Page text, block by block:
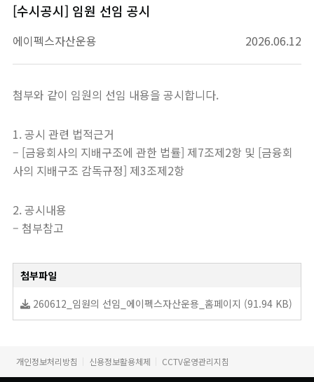
[수시공시] 임원 선임 공시
에이펙스자산운용 2026.06.12
첨부와 같이 임원의 선임 내용을 공시합니다.
1. 공시 관련 법적근거
– [금융회사의 지배구조에 관한 법률] 제7조제2항 및 [금융회
사의 지배구조 감독규정] 제3조제2항
2. 공시내용
– 첨부참고
첨부파일
260612_임원의 선임_에이펙스자산운용_홈페이지 (91.94 KB)
개인정보처리방침 신용정보활용체제 CCTV운영관리지침